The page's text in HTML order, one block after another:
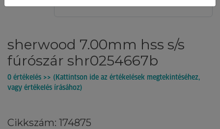
sherwood 7.00mm hss s/s
fúrószár shr0254667b
0 értékelés >> (Kattintson ide az értékelések megtekintéséhez,
vagy értékelés írásához)
Cikkszám: 174875